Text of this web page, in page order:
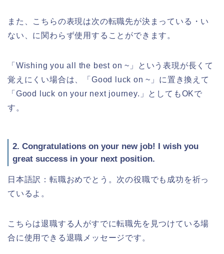
また、こちらの表現は次の転職先が決まっている・い
ない、に関わらず使用することができます。
「Wishing you all the best on ~」という表現が長くて
覚えにくい場合は、「Good luck on ~」に置き換えて
「Good luck on your next journey.」としてもOKで
す。
2. Congratulations on your new job! I wish you
great success in your next position.
日本語訳：転職おめでとう。次の役職でも成功を祈っ
ているよ。
こちらは退職する人がすでに転職先を見つけている場
合に使用できる退職メッセージです。